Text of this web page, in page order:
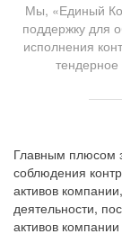
Мы, «Единый
поддержку для
исполнения
тендерное
Главным плюсом
соблюдения
активов
деятельности,
активов